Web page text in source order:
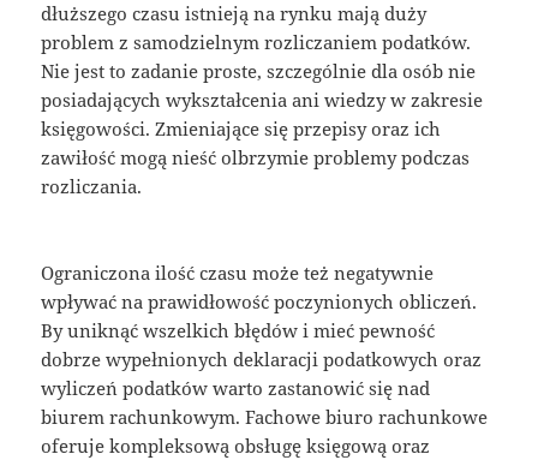
dłuższego czasu istnieją na rynku mają duży
problem z samodzielnym rozliczaniem podatków.
Nie jest to zadanie proste, szczególnie dla osób nie
posiadających wykształcenia ani wiedzy w zakresie
księgowości. Zmieniające się przepisy oraz ich
zawiłość mogą nieść olbrzymie problemy podczas
rozliczania.
Ograniczona ilość czasu może też negatywnie
wpływać na prawidłowość poczynionych obliczeń.
By uniknąć wszelkich błędów i mieć pewność
dobrze wypełnionych deklaracji podatkowych oraz
wyliczeń podatków warto zastanowić się nad
biurem rachunkowym. Fachowe biuro rachunkowe
oferuje kompleksową obsługę księgową oraz